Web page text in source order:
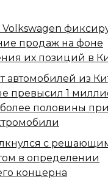
Volkswagen
продаж на фоне
их позиций в
автомобилей из
превысил 1
половины
с
в определении
концерна